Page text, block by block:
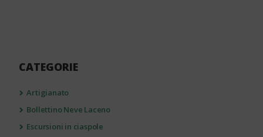
CATEGORIE
Artigianato
Bollettino Neve Laceno
Escursioni in ciaspole